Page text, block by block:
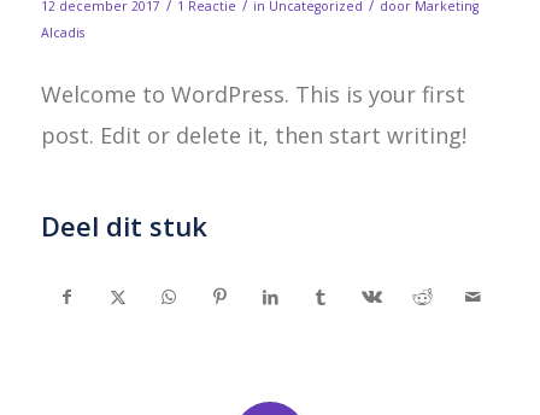
12 december 2017 / 1 Reactie / in Uncategorized / door Marketing
Alcadis
Welcome to WordPress. This is your first
post. Edit or delete it, then start writing!
Deel dit stuk